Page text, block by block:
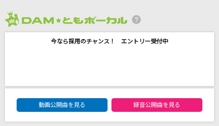
大滝詠一
今なら採用のチャンス！ エントリー受付中
DAM★ともボーカルエントリーランキング
動画公開曲を見る
録音公開曲を見る